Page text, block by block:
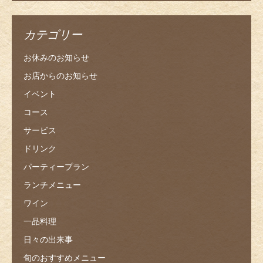
カテゴリー
お休みのお知らせ
お店からのお知らせ
イベント
コース
サービス
ドリンク
パーティープラン
ランチメニュー
ワイン
一品料理
日々の出来事
旬のおすすめメニュー